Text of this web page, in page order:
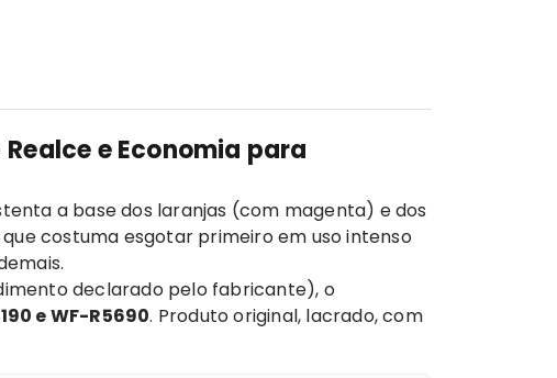
e Economia para
a base dos laranjas (com magenta) e dos
costuma esgotar primeiro em uso intenso
declarado pelo fabricante), o
e WF-R5690. Produto original, lacrado, com